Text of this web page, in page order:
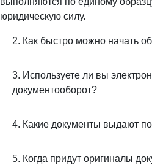
юридическую силу.
2. Как быстро можно начать
3. Используете ли вы
документооборот?
4. Какие документы выдают
5. Когда придут оригиналы